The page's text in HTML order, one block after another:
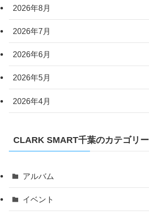
2026年8月
2026年7月
2026年6月
2026年5月
2026年4月
CLARK SMART千葉のカテゴリー
アルバム
イベント